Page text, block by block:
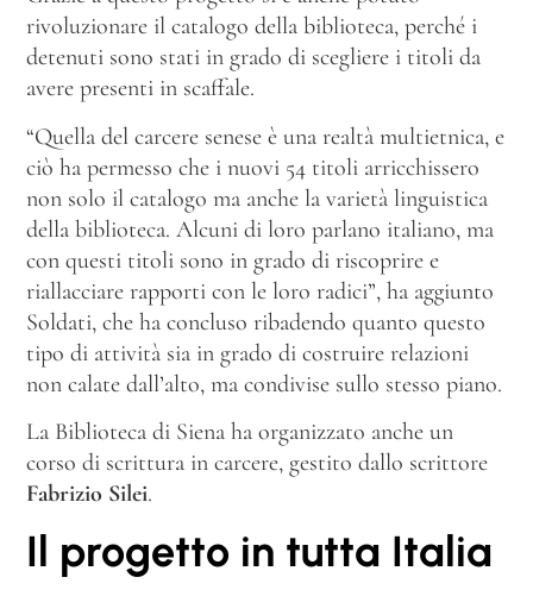
rivoluzionare il catalogo della biblioteca, perché i
detenuti sono stati in grado di scegliere i titoli da
avere presenti in scaffale.
“Quella del carcere senese è una realtà multietnica, e
ciò ha permesso che i nuovi 54 titoli arricchissero
non solo il catalogo ma anche la varietà linguistica
della biblioteca. Alcuni di loro parlano italiano, ma
con questi titoli sono in grado di riscoprire e
riallacciare rapporti con le loro radici”, ha aggiunto
Soldati, che ha concluso ribadendo quanto questo
tipo di attività sia in grado di costruire relazioni
non calate dall’alto, ma condivise sullo stesso piano.
La Biblioteca di Siena ha organizzato anche un
corso di scrittura in carcere, gestito dallo scrittore
Fabrizio Silei.
Il progetto in tutta Italia